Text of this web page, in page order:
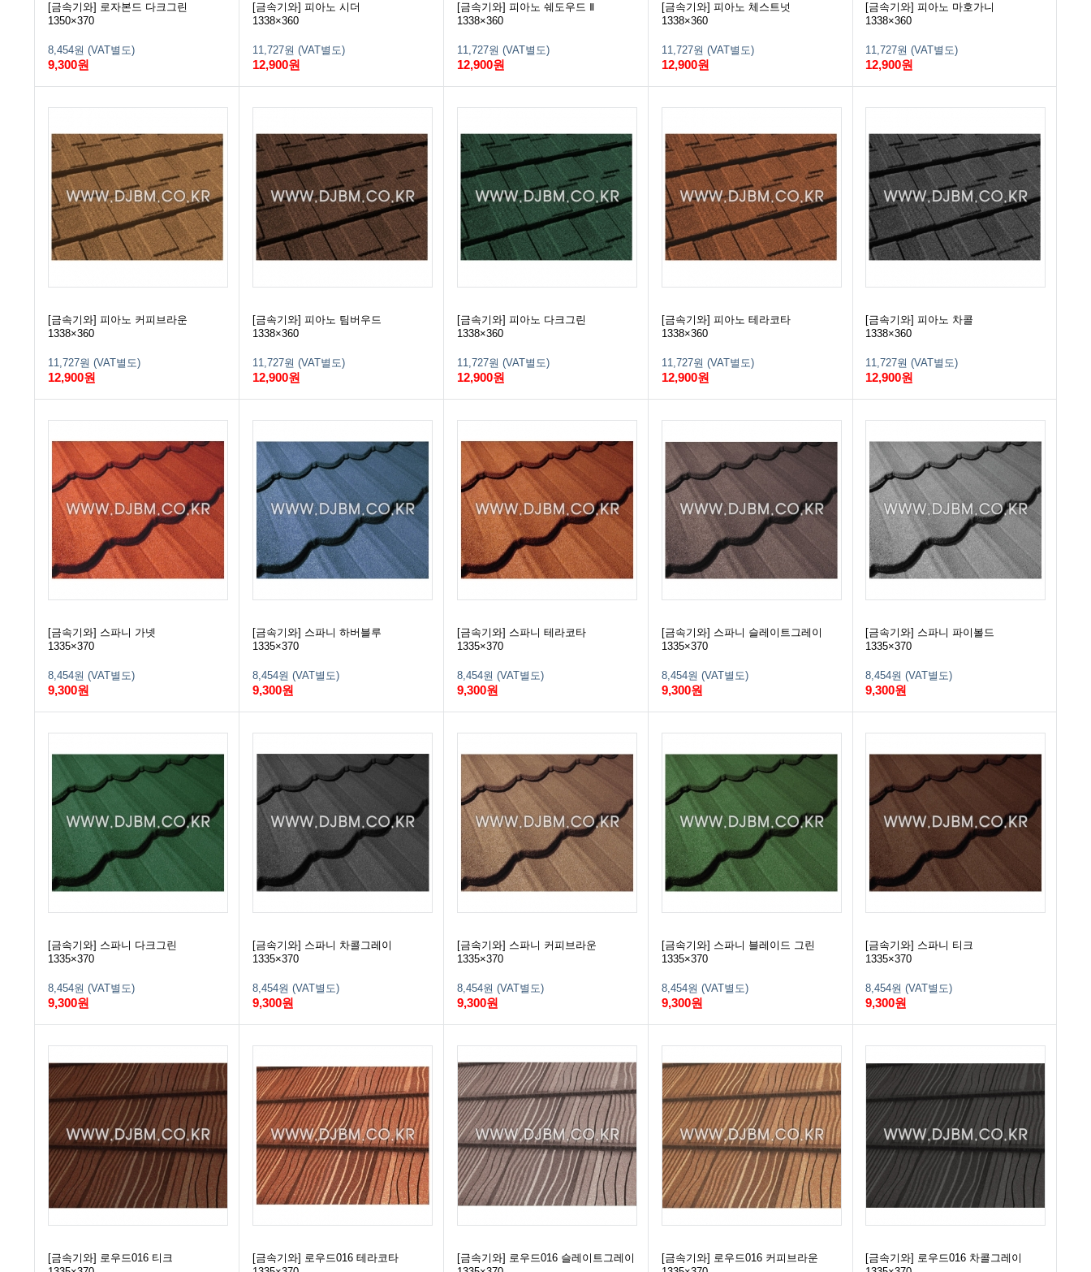
[금속기와] 로자본드 다크그린
1350×370
8,454원 (VAT별도)
9,300원
[금속기와] 피아노 시더
1338×360
11,727원 (VAT별도)
12,900원
[금속기와] 피아노 쉐도우드 Ⅱ
1338×360
11,727원 (VAT별도)
12,900원
[금속기와] 피아노 체스트넛
1338×360
11,727원 (VAT별도)
12,900원
[금속기와] 피아노 마호가니
1338×360
11,727원 (VAT별도)
12,900원
[금속기와] 피아노 커피브라운
1338×360
11,727원 (VAT별도)
12,900원
[금속기와] 피아노 팀버우드
1338×360
11,727원 (VAT별도)
12,900원
[금속기와] 피아노 다크그린
1338×360
11,727원 (VAT별도)
12,900원
[금속기와] 피아노 테라코타
1338×360
11,727원 (VAT별도)
12,900원
[금속기와] 피아노 차콜
1338×360
11,727원 (VAT별도)
12,900원
[금속기와] 스파니 가넷
1335×370
8,454원 (VAT별도)
9,300원
[금속기와] 스파니 하버블루
1335×370
8,454원 (VAT별도)
9,300원
[금속기와] 스파니 테라코타
1335×370
8,454원 (VAT별도)
9,300원
[금속기와] 스파니 슬레이트그레이
1335×370
8,454원 (VAT별도)
9,300원
[금속기와] 스파니 파이볼드
1335×370
8,454원 (VAT별도)
9,300원
[금속기와] 스파니 다크그린
1335×370
8,454원 (VAT별도)
9,300원
[금속기와] 스파니 차콜그레이
1335×370
8,454원 (VAT별도)
9,300원
[금속기와] 스파니 커피브라운
1335×370
8,454원 (VAT별도)
9,300원
[금속기와] 스파니 블레이드 그린
1335×370
8,454원 (VAT별도)
9,300원
[금속기와] 스파니 티크
1335×370
8,454원 (VAT별도)
9,300원
[금속기와] 로우드016 티크
[금속기와] 로우드016 테라코타
[금속기와] 로우드016 슬레이트그레이
[금속기와] 로우드016 커피브라운
[금속기와] 로우드016 차콜그레이